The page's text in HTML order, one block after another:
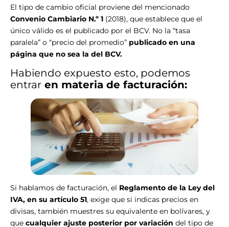
El tipo de cambio oficial proviene del mencionado
Convenio Cambiario N.º 1 (2018), que establece que el
único válido es el publicado por el BCV. No la “tasa
paralela” o “precio del promedio” publicado en una
página que no sea la del BCV.
Habiendo expuesto esto, podemos
entrar en materia de facturación:
Si hablamos de facturación, el Reglamento de la Ley del
IVA, en su artículo 51, exige que si indicas precios en
divisas, también muestres su equivalente en bolívares, y
que cualquier ajuste posterior por variación del tipo de